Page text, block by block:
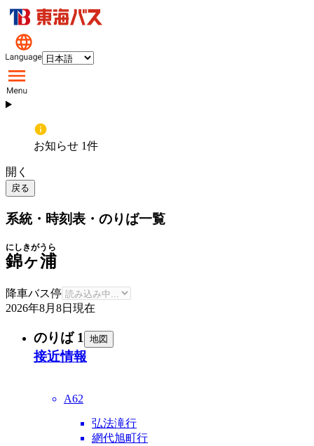
お知らせ 1件
開く
戻る
系統・時刻表・のりば一覧
錦ヶ浦
にしきがうら
降車バス停
2026年8月8日 現在
のりば 1 地図
接近情報
A62
弘法滝行
網代旭町行